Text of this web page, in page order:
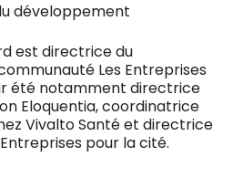
développement
est directrice du
Les Entreprises
été notamment directrice
Eloquentia, coordinatrice
Vivalto Santé et directrice
pour la cité.